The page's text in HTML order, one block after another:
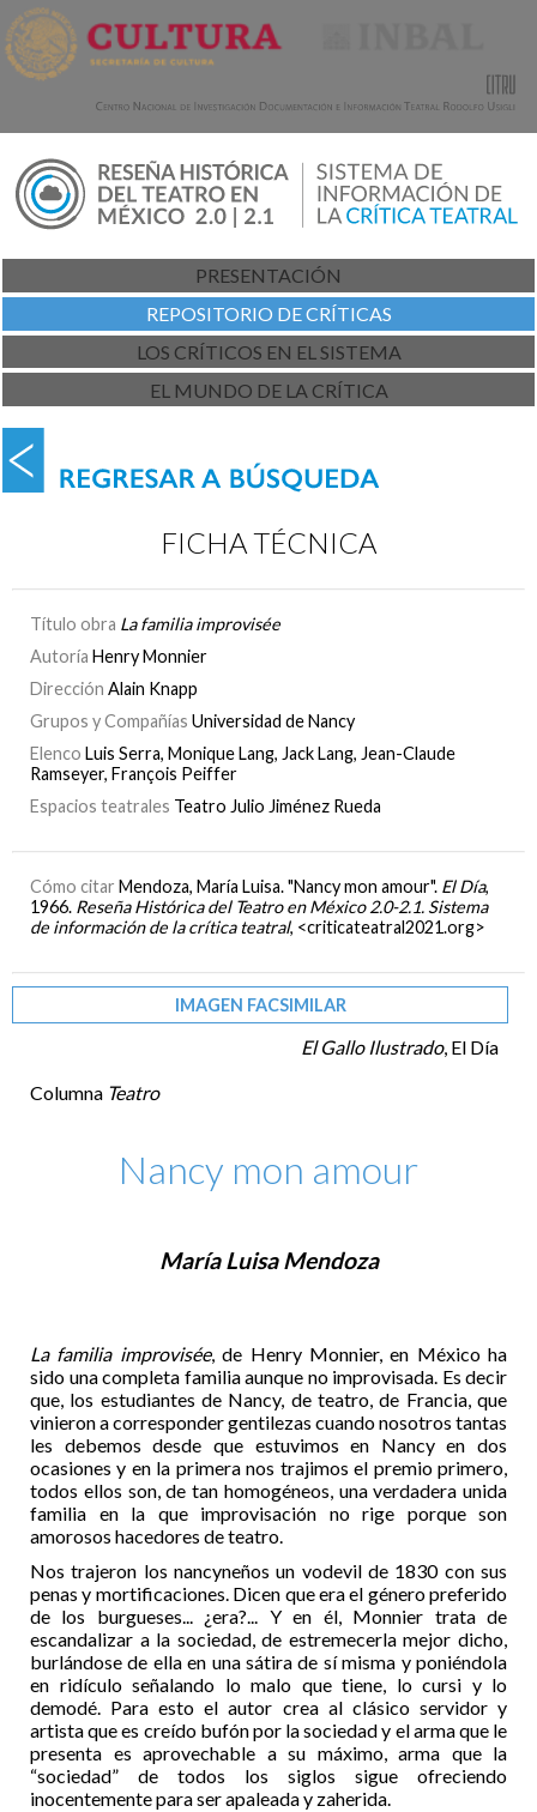
PRESENTACIÓN
REPOSITORIO DE CRÍTICAS
LOS CRÍTICOS EN EL SISTEMA
EL MUNDO DE LA CRÍTICA
FICHA TÉCNICA
Título obra La familia improvisée
Autoría Henry Monnier
Dirección Alain Knapp
Grupos y Compañías Universidad de Nancy
Elenco Luis Serra, Monique Lang, Jack Lang, Jean-Claude
Ramseyer, François Peiffer
Espacios teatrales Teatro Julio Jiménez Rueda
Cómo citar Mendoza, María Luisa. "Nancy mon amour". El Día,
1966. Reseña Histórica del Teatro en México 2.0-2.1. Sistema
de información de la crítica teatral, <criticateatral2021.org>
IMAGEN FACSIMILAR
El Gallo Ilustrado, El Día
Columna Teatro
Nancy mon amour
María Luisa Mendoza
La familia improvisée, de Henry Monnier, en México ha
sido una completa familia aunque no improvisada. Es decir
que, los estudiantes de Nancy, de teatro, de Francia, que
vinieron a corresponder gentilezas cuando nosotros tantas
les debemos desde que estuvimos en Nancy en dos
ocasiones y en la primera nos trajimos el premio primero,
todos ellos son, de tan homogéneos, una verdadera unida
familia en la que improvisación no rige porque son
amorosos hacedores de teatro.
Nos trajeron los nancyneños un vodevil de 1830 con sus
penas y mortificaciones. Dicen que era el género preferido
de los burgueses... ¿era?... Y en él, Monnier trata de
escandalizar a la sociedad, de estremecerla mejor dicho,
burlándose de ella en una sátira de sí misma y poniéndola
en ridículo señalando lo malo que tiene, lo cursi y lo
demodé. Para esto el autor crea al clásico servidor y
artista que es creído bufón por la sociedad y el arma que le
presenta es aprovechable a su máximo, arma que la
“sociedad” de todos los siglos sigue ofreciendo
inocentemente para ser apaleada y zaherida.